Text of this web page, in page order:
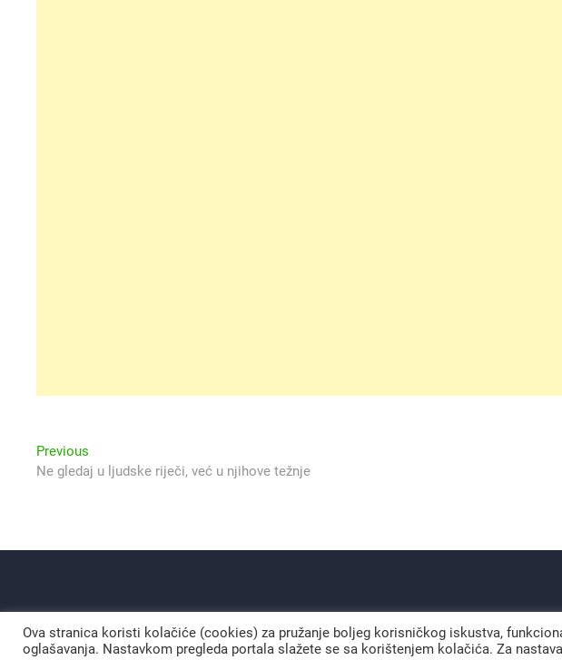
Navigacija
objava
Previous
post:
Ne gledaj u ljudske riječi, već u njihove težnje
Ova stranica koristi kolačiće (cookies) za pružanje boljeg korisničkog iskustva,
oglašavanja. Nastavkom pregleda portala slažete se sa korištenjem kolačića. Za